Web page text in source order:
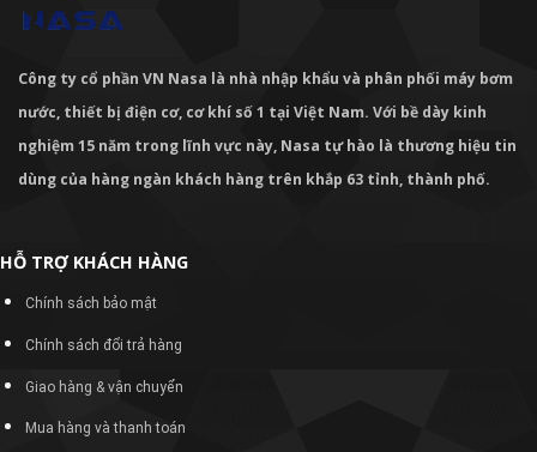
Công ty cổ phần VN Nasa là nhà nhập khẩu và phân phối máy bơm
nước, thiết bị điện cơ, cơ khí số 1 tại Việt Nam. Với bề dày kinh
nghiệm 15 năm trong lĩnh vực này, Nasa tự hào là thương hiệu tin
dùng của hàng ngàn khách hàng trên khắp 63 tỉnh, thành phố.
HỖ TRỢ KHÁCH HÀNG
Chính sách bảo mật
Chính sách đổi trả hàng
Giao hàng & vận chuyển
Mua hàng và thanh toán